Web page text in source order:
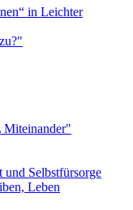
in Leichter
Selbstfürsorge
Leben